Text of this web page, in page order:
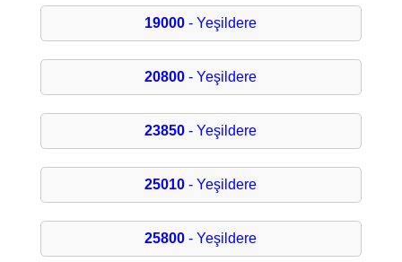
19000 - Yeşildere
20800 - Yeşildere
23850 - Yeşildere
25010 - Yeşildere
25800 - Yeşildere